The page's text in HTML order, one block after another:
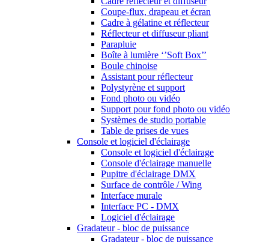
Coupe-flux, drapeau et écran
Cadre à gélatine et réflecteur
Réflecteur et diffuseur pliant
Parapluie
Boîte à lumière ‘’Soft Box’’
Boule chinoise
Assistant pour réflecteur
Polystyrène et support
Fond photo ou vidéo
Support pour fond photo ou vidéo
Systèmes de studio portable
Table de prises de vues
Console et logiciel d'éclairage
Console et logiciel d'éclairage
Console d'éclairage manuelle
Pupitre d'éclairage DMX
Surface de contrôle / Wing
Interface murale
Interface PC - DMX
Logiciel d'éclairage
Gradateur - bloc de puissance
Gradateur - bloc de puissance